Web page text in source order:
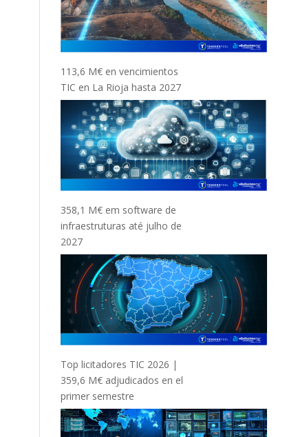
113,6 M€ en vencimientos
TIC en La Rioja hasta 2027
358,1 M€ em software de
infraestruturas até julho de
2027
Top licitadores TIC 2026 |
359,6 M€ adjudicados en el
primer semestre